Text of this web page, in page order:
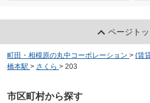
ページト
町田・相模原の丸中コーポレーション > (賃
橋本駅 > さくら > 203
市区町村から探す